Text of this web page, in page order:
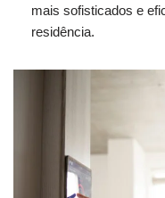
mais sofisticados e
residência.